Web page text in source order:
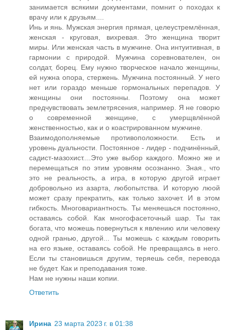
занимается всякими документами, помнит о походах к
врачу или к друзьям....
Инь и янь. Мужская энергия прямая, целеустремлённая,
женская - круговая, вихревая. Это женщина творит
миры. Или женская часть в мужчине. Она интуитивная, в
гармонии с природой. Мужчина соревнователен, он
солдат, борец. Ему нужно творческое начало женщины,
ей нужна опора, стержень. Мужчина постоянный. У него
нет или гораздо меньше гормональных перепадов. У
женщины они постоянны. Поэтому она может
предчувствовать землетрясения, например. Я не говорю
о современной женщине, с умерщвлённой
женственностью, как и о коастрированном мужчине.
Взаимодополняемые противоположности. Есть и
уровень дуальности. Постоянное - лидер - подчинённый,
садист-мазохист....Это уже выбор каждого. Можно же и
перемещаться по этим уровням осознанно. Зная., что
это не реальность, а игра, в которую другой играет
добровольно из азарта, любопытства. И которую люой
может сразу прекратить, как только захочет. И в этом
гибкость. Многовариантность. Ты меняешься постоянно,
оставаясь собой. Как многофасеточный шар. Ты так
богата, что можешь повернуться к явлению или человеку
одной гранью, другой... Ты можешь с каждым говорить
на его языке, оставаясь собой. Не превращаясь в него.
Если ты становишься другим, теряешь себя, перевода
не будет. Как и преподавания тоже.
Нам не нужны наши копии.
Ответить
Ирина 23 марта 2023 г. в 01:38